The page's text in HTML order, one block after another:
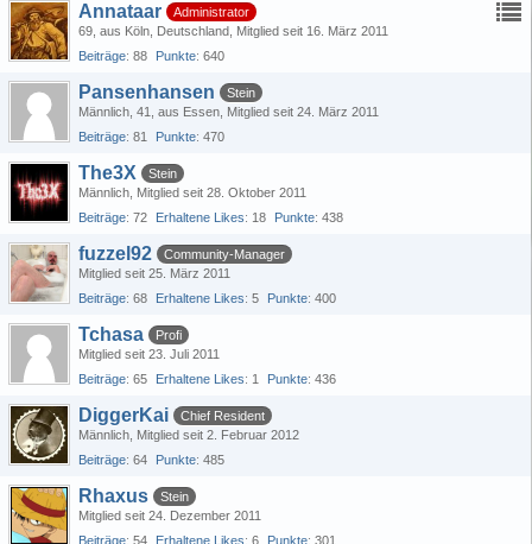
Annataar
Administrator
69 aus Köln, Deutschland Mitglied seit 16. März 2011
Beiträge 88 Punkte 640
Pansenhansen
Stein
Männlich 41 aus Essen Mitglied seit 24. März 2011
Beiträge 81 Punkte 470
The3X
Stein
Männlich Mitglied seit 28. Oktober 2011
Beiträge 72 Erhaltene Likes 18 Punkte 438
fuzzel92
Community-Manager
Mitglied seit 25. März 2011
Beiträge 68 Erhaltene Likes 5 Punkte 400
Tchasa
Profi
Mitglied seit 23. Juli 2011
Beiträge 65 Erhaltene Likes 1 Punkte 436
DiggerKai
Chief Resident
Männlich Mitglied seit 2. Februar 2012
Beiträge 64 Punkte 485
Rhaxus
Stein
Mitglied seit 24. Dezember 2011
Beiträge 54 Erhaltene Likes 6 Punkte 301